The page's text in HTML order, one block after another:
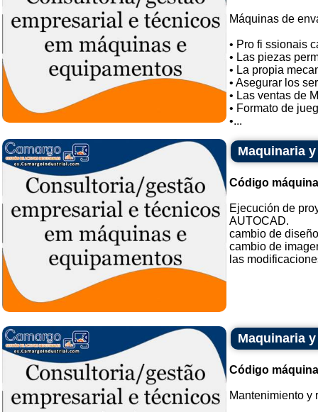
Máquinas de
• Pro fi ssionais
• Las piezas
• La propia
• Asegurar los
• Las ventas de
• Formato de
•...
Maquinaria
Código
Ejecución de
AUTOCAD.
cambio de
cambio de
las
Maquinaria
Código
Mantenimiento y